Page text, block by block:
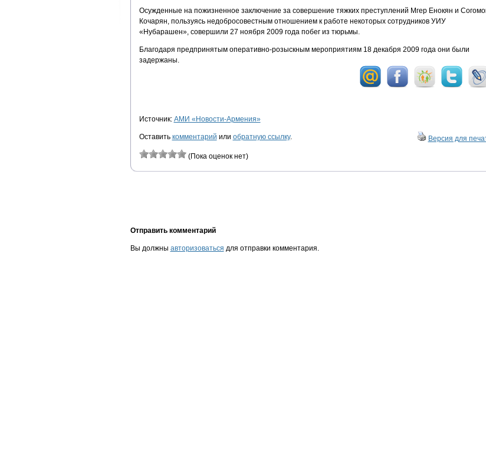
Осужденные на пожизненное заключение за совершение тяжких преступлений Мгер Енокян и
Кочарян, пользуясь недобросовестным отношением к работе некоторых сотрудников УИУ
«Нубарашен», совершили 27 ноября 2009 года побег из тюрьмы.
Благодаря предпринятым оперативно-розыскным мероприятиям 18 декабря 2009 года они были
задержаны.
Источник: АМИ «Новости-Армения»
Оставить комментарий или обратную ссылку. Версия для
(Пока оценок нет)
Отправить комментарий
Вы должны авторизоваться для отправки комментария.